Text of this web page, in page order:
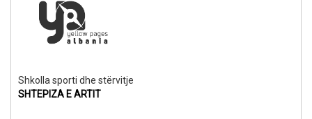
Shkolla sporti dhe stërvitje
SHTEPIZA E ARTIT